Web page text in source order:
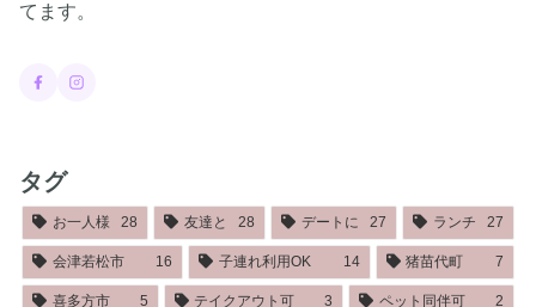
てます。
タグ
お一人様 28 友達と 28 デートに 27 ランチ 27
会津若松市 16 子連れ利用OK 14 猪苗代町 7
喜多方市 5 テイクアウト可 3 ペット同伴可 2